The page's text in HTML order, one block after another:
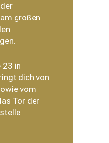
großen
23 in
dich von
vom
Tor der